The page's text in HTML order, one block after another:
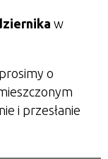
w
o
i przesłanie